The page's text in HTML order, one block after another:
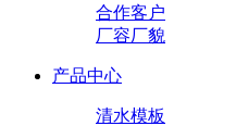
合作客户
厂容厂貌
产品中心
清水模板